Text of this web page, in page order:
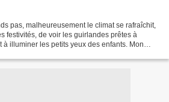
pas, malheureusement le climat se rafraîchit,
festivités, de voir les guirlandes prêtes à
illuminer les petits yeux des enfants. Mon